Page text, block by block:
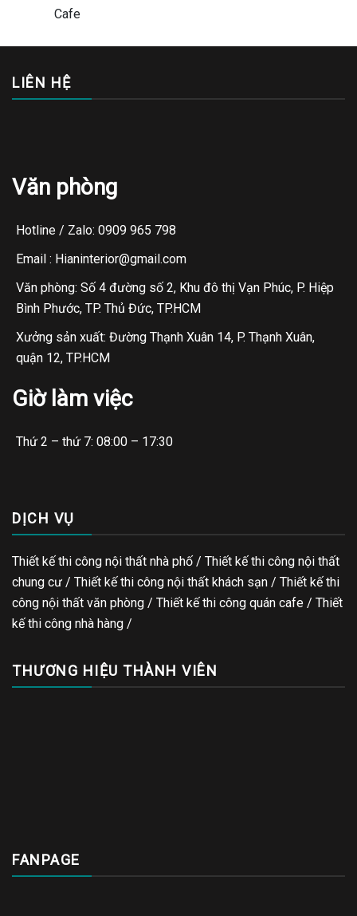
LIÊN HỆ
Văn phòng
Hotline / Zalo: 0909 965 798
Email : Hianinterior@gmail.com
Văn phòng: Số 4 đường số 2, Khu đô thị Vạn Phúc, P. Hiệp
Bình Phước, TP. Thủ Đức, TP.HCM
Xưởng sản xuất: Đường Thạnh Xuân 14, P. Thạnh Xuân,
quận 12, TP.HCM
Giờ làm việc
Thứ 2 – thứ 7: 08:00 – 17:30
DỊCH VỤ
Thiết kế thi công nội thất nhà phố / Thiết kế thi công nội thất
chung cư / Thiết kế thi công nội thất khách sạn / Thiết kế thi
công nội thất văn phòng / Thiết kế thi công quán cafe / Thiết
kế thi công nhà hàng /
THƯƠNG HIỆU THÀNH VIÊN
FANPAGE